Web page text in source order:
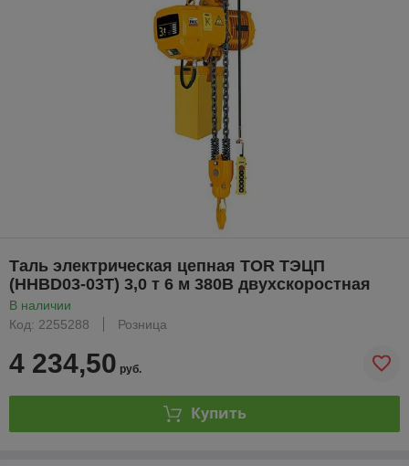
Таль электрическая цепная TOR ТЭЦП
(HHBD03-03T) 3,0 т 6 м 380В двухскоростная
В наличии
Код: 2255288
Розница
4 234,50 руб.
Купить